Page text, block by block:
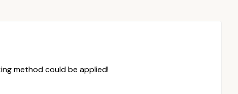
method could be applied!